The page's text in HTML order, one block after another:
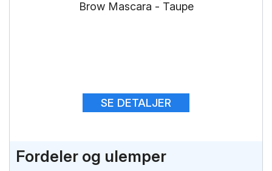
Fordeler og ulemper
SE DETALJER